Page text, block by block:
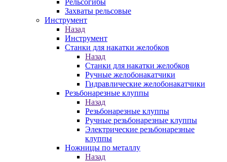
Рельсогибы
Захваты рельсовые
Инструмент
Назад
Инструмент
Станки для накатки желобков
Назад
Станки для накатки желобков
Ручные желобонакатчики
Гидравлические желобонакатчики
Резьбонарезные клуппы
Назад
Резьбонарезные клуппы
Ручные резьбонарезные клуппы
Электрические резьбонарезные
клуппы
Ножницы по металлу
Назад